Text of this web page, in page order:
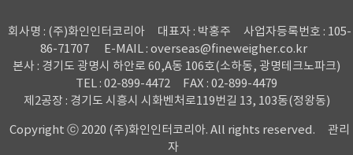
회사명 : (주)화인인터코리아 대표자 : 박홍주
사업자등록번호 : 105-
86-71707
E-MAIL : overseas@fineweigher.co.kr
본사 : 경기도 광명시 하안로 60,A동 106호(소하동, 광명테크노파크)
TEL : 02-899-4472
FAX : 02-899-4479
제2공장 : 경기도 시흥시 시화벤처로119번길 13, 103동(정왕동)
Copyright ⓒ 2020 (주)화인인터코리아. All rights reserved.
관리
자